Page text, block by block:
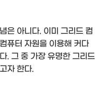
은 아니다. 이미 그리드 컴
퓨터 자원을 이용해 커다
. 그 중 가장 유명한 그리드
자 한다.